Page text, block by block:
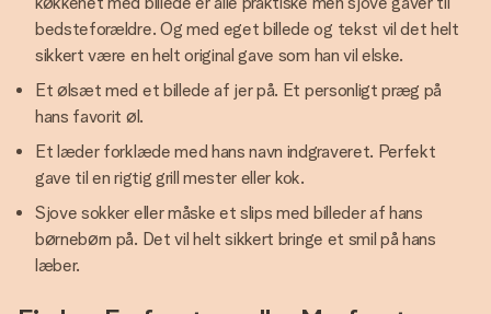
bedsteforældre. Og med eget billede og tekst vil det helt
sikkert være en helt original gave som han vil elske.
Et ølsæt med et billede af jer på. Et personligt præg på
hans favorit øl.
Et læder forklæde med hans navn indgraveret. Perfekt
gave til en rigtig grill mester eller kok.
Sjove sokker eller måske et slips med billeder af hans
børnebørn på. Det vil helt sikkert bringe et smil på hans
læber.